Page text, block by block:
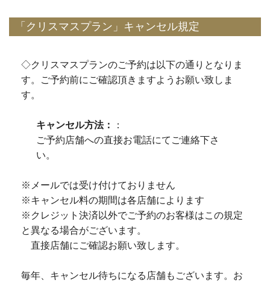
「クリスマスプラン」キャンセル規定
◇クリスマスプランのご予約は以下の通りとなりま
す。ご予約前にご確認頂きますようお願い致しま
す。
キャンセル方法：
：
ご予約店舗への直接お電話にてご連絡下さ
い。
※メールでは受け付けておりません
※キャンセル料の期間は各店舗によります
※クレジット決済以外でご予約のお客様はこの規定
と異なる場合がございます。
直接店舗にご確認お願い致します。
毎年、キャンセル待ちになる店舗もございます。お